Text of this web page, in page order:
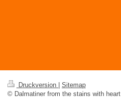
Druckversion
Sitemap
© Dalmatiner from the stains with heart